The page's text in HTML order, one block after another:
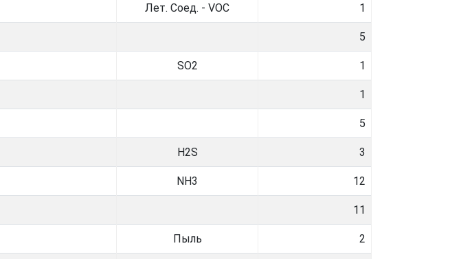
Лет. Соед. - VOC 1
5
SO2 1
1
5
H2S 3
NH3 12
11
Пыль 2